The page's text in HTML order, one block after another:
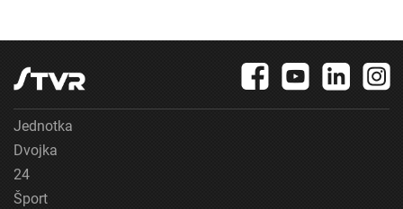
Jednotka
Dvojka
24
Šport